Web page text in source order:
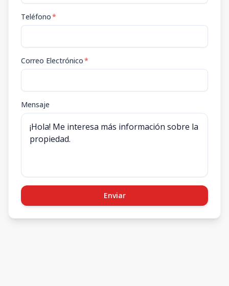
Teléfono*
Correo Electrónico*
Mensaje
Enviar